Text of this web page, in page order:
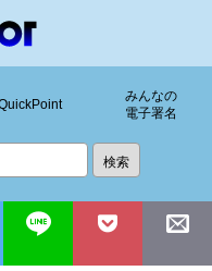
みんなの
電子署名